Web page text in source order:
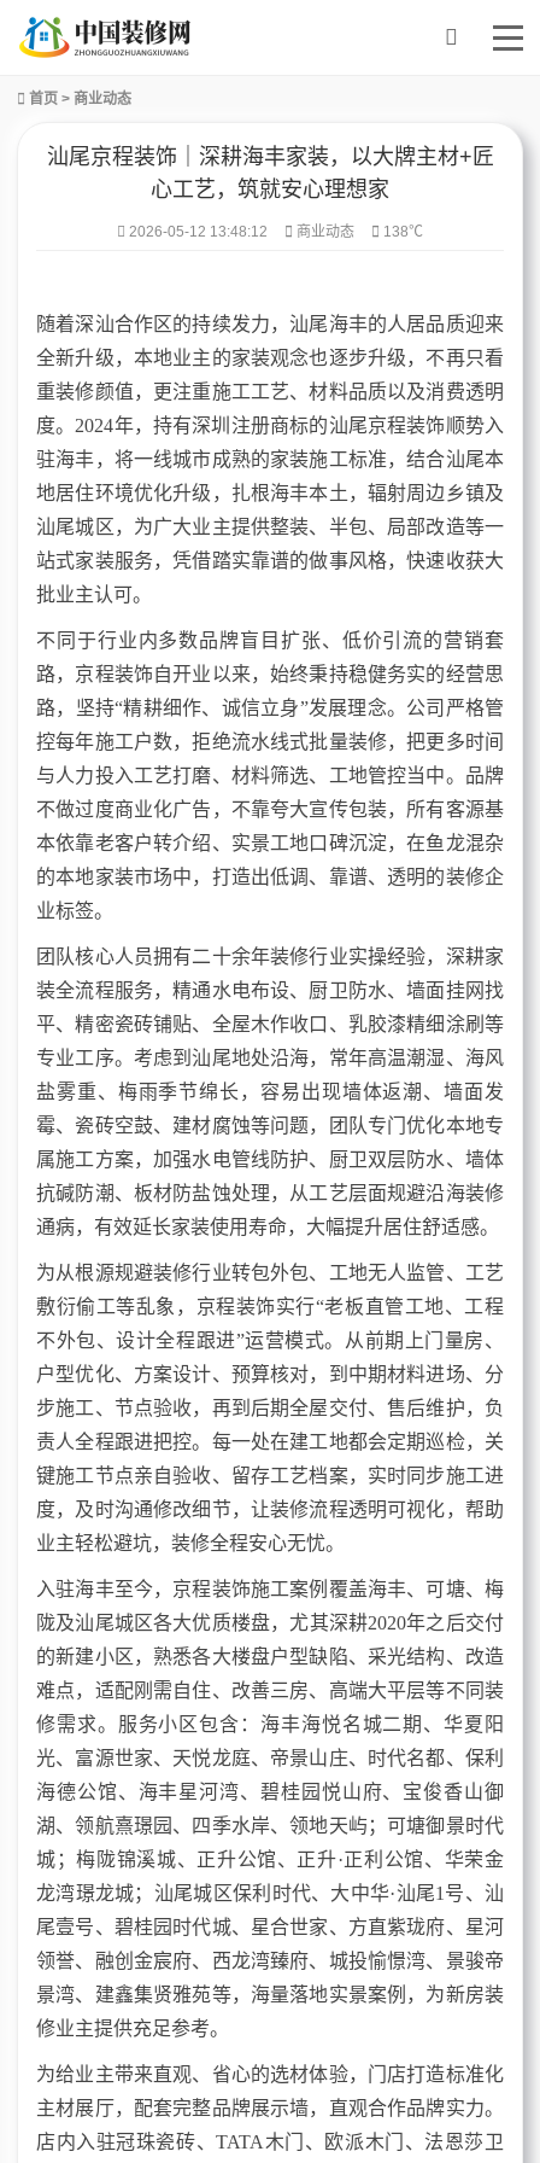
首页 > 商业动态
汕尾京程装饰｜深耕海丰家装，以大牌主材+匠
心工艺，筑就安心理想家
2026-05-12 13:48:12 商业动态 138℃
随着深汕合作区的持续发力，汕尾海丰的人居品质迎来
全新升级，本地业主的家装观念也逐步升级，不再只看
重装修颜值，更注重施工工艺、材料品质以及消费透明
度。2024年，持有深圳注册商标的汕尾京程装饰顺势入
驻海丰，将一线城市成熟的家装施工标准，结合汕尾本
地居住环境优化升级，扎根海丰本土，辐射周边乡镇及
汕尾城区，为广大业主提供整装、半包、局部改造等一
站式家装服务，凭借踏实靠谱的做事风格，快速收获大
批业主认可。
不同于行业内多数品牌盲目扩张、低价引流的营销套
路，京程装饰自开业以来，始终秉持稳健务实的经营思
路，坚持“精耕细作、诚信立身”发展理念。公司严格管
控每年施工户数，拒绝流水线式批量装修，把更多时间
与人力投入工艺打磨、材料筛选、工地管控当中。品牌
不做过度商业化广告，不靠夸大宣传包装，所有客源基
本依靠老客户转介绍、实景工地口碑沉淀，在鱼龙混杂
的本地家装市场中，打造出低调、靠谱、透明的装修企
业标签。
团队核心人员拥有二十余年装修行业实操经验，深耕家
装全流程服务，精通水电布设、厨卫防水、墙面挂网找
平、精密瓷砖铺贴、全屋木作收口、乳胶漆精细涂刷等
专业工序。考虑到汕尾地处沿海，常年高温潮湿、海风
盐雾重、梅雨季节绵长，容易出现墙体返潮、墙面发
霉、瓷砖空鼓、建材腐蚀等问题，团队专门优化本地专
属施工方案，加强水电管线防护、厨卫双层防水、墙体
抗碱防潮、板材防盐蚀处理，从工艺层面规避沿海装修
通病，有效延长家装使用寿命，大幅提升居住舒适感。
为从根源规避装修行业转包外包、工地无人监管、工艺
敷衍偷工等乱象，京程装饰实行“老板直管工地、工程
不外包、设计全程跟进”运营模式。从前期上门量房、
户型优化、方案设计、预算核对，到中期材料进场、分
步施工、节点验收，再到后期全屋交付、售后维护，负
责人全程跟进把控。每一处在建工地都会定期巡检，关
键施工节点亲自验收、留存工艺档案，实时同步施工进
度，及时沟通修改细节，让装修流程透明可视化，帮助
业主轻松避坑，装修全程安心无忧。
入驻海丰至今，京程装饰施工案例覆盖海丰、可塘、梅
陇及汕尾城区各大优质楼盘，尤其深耕2020年之后交付
的新建小区，熟悉各大楼盘户型缺陷、采光结构、改造
难点，适配刚需自住、改善三房、高端大平层等不同装
修需求。服务小区包含：海丰海悦名城二期、华夏阳
光、富源世家、天悦龙庭、帝景山庄、时代名都、保利
海德公馆、海丰星河湾、碧桂园悦山府、宝俊香山御
湖、领航熹璟园、四季水岸、领地天屿；可塘御景时代
城；梅陇锦溪城、正升公馆、正升·正利公馆、华荣金
龙湾璟龙城；汕尾城区保利时代、大中华·汕尾1号、汕
尾壹号、碧桂园时代城、星合世家、方直紫珑府、星河
领誉、融创金宸府、西龙湾臻府、城投愉憬湾、景骏帝
景湾、建鑫集贤雅苑等，海量落地实景案例，为新房装
修业主提供充足参考。
为给业主带来直观、省心的选材体验，门店打造标准化
主材展厅，配套完整品牌展示墙，直观合作品牌实力。
店内入驻冠珠瓷砖、TATA木门、欧派木门、法恩莎卫